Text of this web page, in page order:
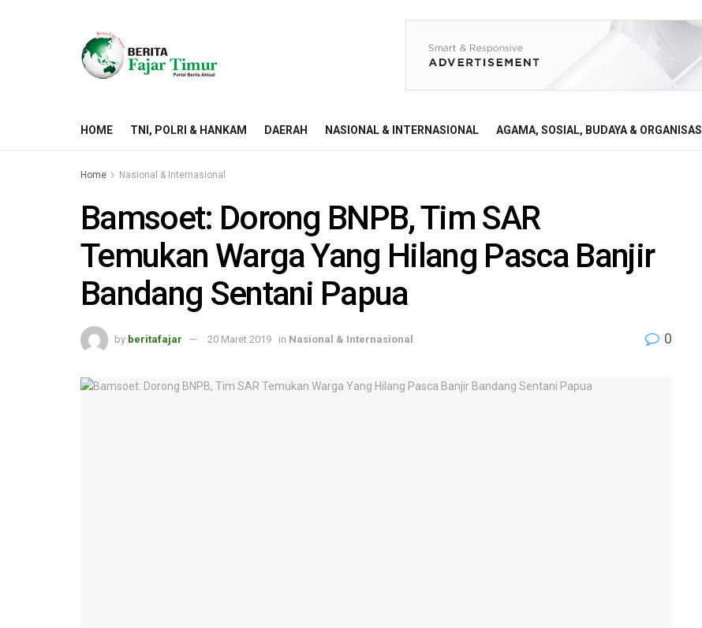
HOME TNI, POLRI & HANKAM DAERAH NASIONAL & INTERNASIONAL AGAMA, SOSIAL, BUDAYA & ORGANISASI
Home Nasional & Internasional
Bamsoet: Dorong BNPB, Tim SAR
Temukan Warga Yang Hilang Pasca Banjir
Bandang Sentani Papua
by beritafajar 20 Maret 2019 in Nasional & Internasional 0